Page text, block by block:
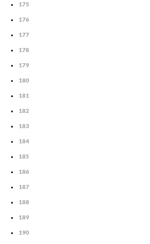
175
176
177
178
179
180
181
182
183
184
185
186
187
188
189
190